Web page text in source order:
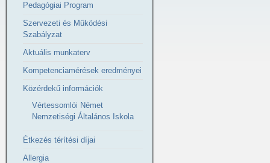
Pedagógiai Program
Szervezeti és Működési
Szabályzat
Aktuális munkaterv
Kompetenciamérések eredményei
Közérdekű információk
Vértessomlói Német
Nemzetiségi Általános Iskola
Étkezés térítési díjai
Allergia